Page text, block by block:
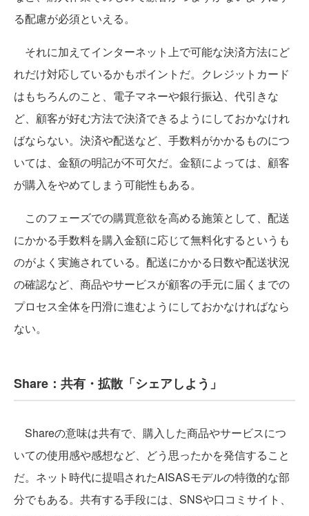
る配慮が必須といえる。
それに加えてインターネット上で可能な決済方法にど
れだけ対応しているかもポイントだ。クレジットカード
はもちろんのこと、電子マネーや銀行振込、代引きな
ど、顧客が好む方法で決済できるようにしておかなけれ
ばならない。決済や配送など、手数料がかかるものにつ
いては、金額の明記が不可欠だ。金額によっては、顧客
が購入をやめてしまう可能性もある。
このフェーズでの購買意欲を高める施策として、配送
にかかる手数料を購入金額に応じて無料化するというも
のがよく実施されている。配送にかかる日数や配送状況
の確認など、商品やサービスが顧客の手元に届くまでの
プロセス全体を円滑に進むようにしておかなければなら
ない。
Share：共有・拡散「シェアしよう」
Shareの意味は共有で、購入した商品やサービスにつ
いての使用感や感想など、どう思ったかを発信すること
だ。ネット時代に提唱されたAISASモデルの特徴的な部
分でもある。共有する手段には、SNSや口コミサイト、